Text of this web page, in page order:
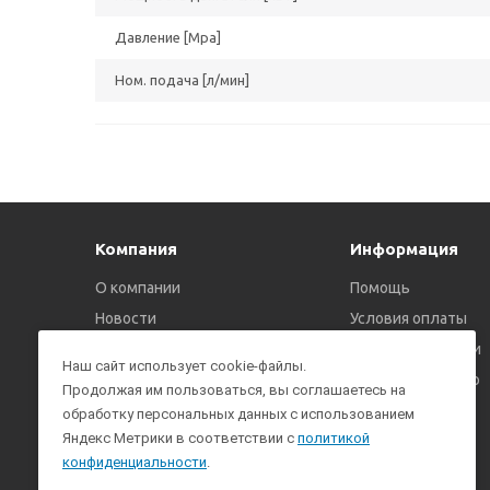
Давление [Мpа]
Ном. подача [л/мин]
Компания
О компании
Новости
конфиденциальности
Информация
Помощь
Условия оплаты
Условия доставки
Гарантия на товар
Наш сайт использует cookie-файлы.
Продолжая им пользоваться, вы соглашаетесь на
обработку персональных данных с использованием
Яндекс Метрики в соответствии с политикой
конфиденциальности.